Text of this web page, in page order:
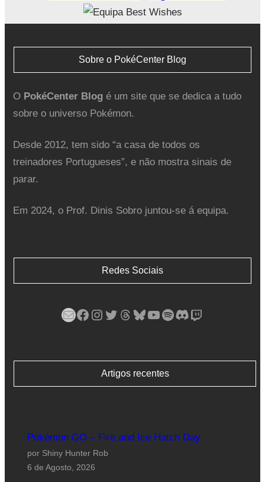
Sobre o PokéCenter Blog
O PokéCenter Blogé um site que se dedica a tudo
sobre o universo Pokémon.
Desde 2012, tem sido “a casa de todos os
treinadores Portugueses”, e não mostra sinais de
parar.
Em 2024, o Prof. Dinis Sobro juntou-se á equipa.
Redes Sociais
Mail Facebook Instagram Twitter Threads Bluesky YouTube Spotify Discord Twitch
Artigos recentes
Pokémon GO – Fire and Ice Hatch Day
por Shiny Hunter Rob
6 de Agosto, 2026